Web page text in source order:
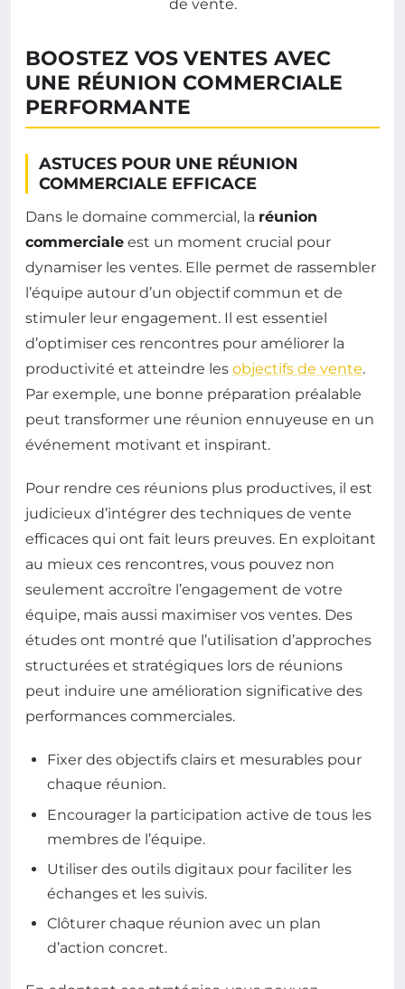
BOOSTEZ VOS VENTES AVEC
UNE RÉUNION COMMERCIALE
PERFORMANTE
ASTUCES POUR UNE RÉUNION
COMMERCIALE EFFICACE
Dans le domaine commercial, la réunion
commerciale est un moment crucial pour
dynamiser les ventes. Elle permet de rassembler
l’équipe autour d’un objectif commun et de
stimuler leur engagement. Il est essentiel
d’optimiser ces rencontres pour améliorer la
productivité et atteindre les objectifs de vente.
Par exemple, une bonne préparation préalable
peut transformer une réunion ennuyeuse en un
événement motivant et inspirant.
Pour rendre ces réunions plus productives, il est
judicieux d’intégrer des techniques de vente
efficaces qui ont fait leurs preuves. En exploitant
au mieux ces rencontres, vous pouvez non
seulement accroître l’engagement de votre
équipe, mais aussi maximiser vos ventes. Des
études ont montré que l’utilisation d’approches
structurées et stratégiques lors de réunions
peut induire une amélioration significative des
performances commerciales.
Fixer des objectifs clairs et mesurables pour
chaque réunion.
Encourager la participation active de tous les
membres de l’équipe.
Utiliser des outils digitaux pour faciliter les
échanges et les suivis.
Clôturer chaque réunion avec un plan
d’action concret.